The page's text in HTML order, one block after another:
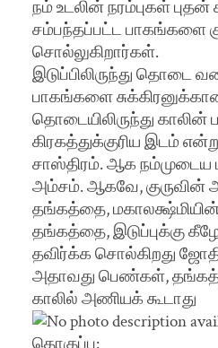
நம் உடலின் நரம்புகள் புதன்
சம்பந்தப்பட்ட பாகங்களை
சொல்லுகிறார்கள்.
இடுப்பிலிருந்து தொடை
பாகங்களை
தொடையிலிருந்து காலின்
கிரகத்துக்குரிய இடம்
சாஸ்திரம். ஆக நம்முடைய
அம்சம். ஆகவே, குருவின்
தங்கத்தை,
தங்கத்தை, இடுப்புக்கு
தவிர்க்க சொல்கிறது
அதாவது பெண்கள்,
காலில் அணியக் கூடாது